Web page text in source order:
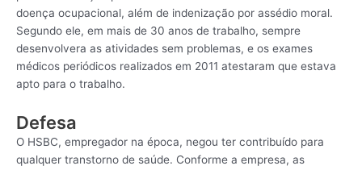
doença ocupacional, além de indenização por assédio moral.
Segundo ele, em mais de 30 anos de trabalho, sempre
desenvolvera as atividades sem problemas, e os exames
médicos periódicos realizados em 2011 atestaram que estava
apto para o trabalho.
Defesa
O HSBC, empregador na época, negou ter contribuído para
qualquer transtorno de saúde. Conforme a empresa, as